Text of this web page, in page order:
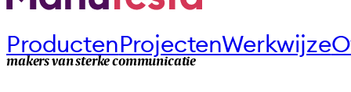
makers van sterke communicatie
ProductenProjectenWerkwijze